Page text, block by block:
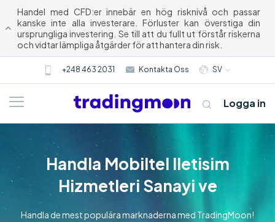
Handel med CFD:er innebär en hög risknivå och passar
kanske inte alla investerare. Förluster kan överstiga din
ursprungliga investering. Se till att du fullt ut förstår riskerna
och vidtar lämpliga åtgärder för att hantera din risk.
+248 463 2031 Kontakta Oss SV
Logga in
Handla Mobiltel lletisim
Hizmetleri Sanayi ve
Handla de mest populära marknaderna med TradingMoon!